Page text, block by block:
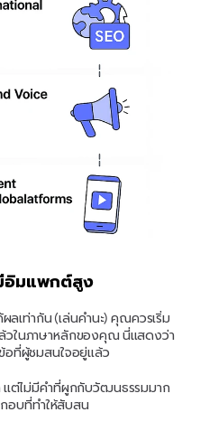
อิมแพกต์สูง
ลเท่ากัน (เล่นคำนะ) คุณควรเริ่ม
วในภาษาหลักของคุณ นี่แสดงว่า
อที่ผู้ชมสนใจอยู่แล้ว
แต่ไม่มีคำที่ผูกกับวัฒนธรรมมาก
อบที่ทำให้สับสน